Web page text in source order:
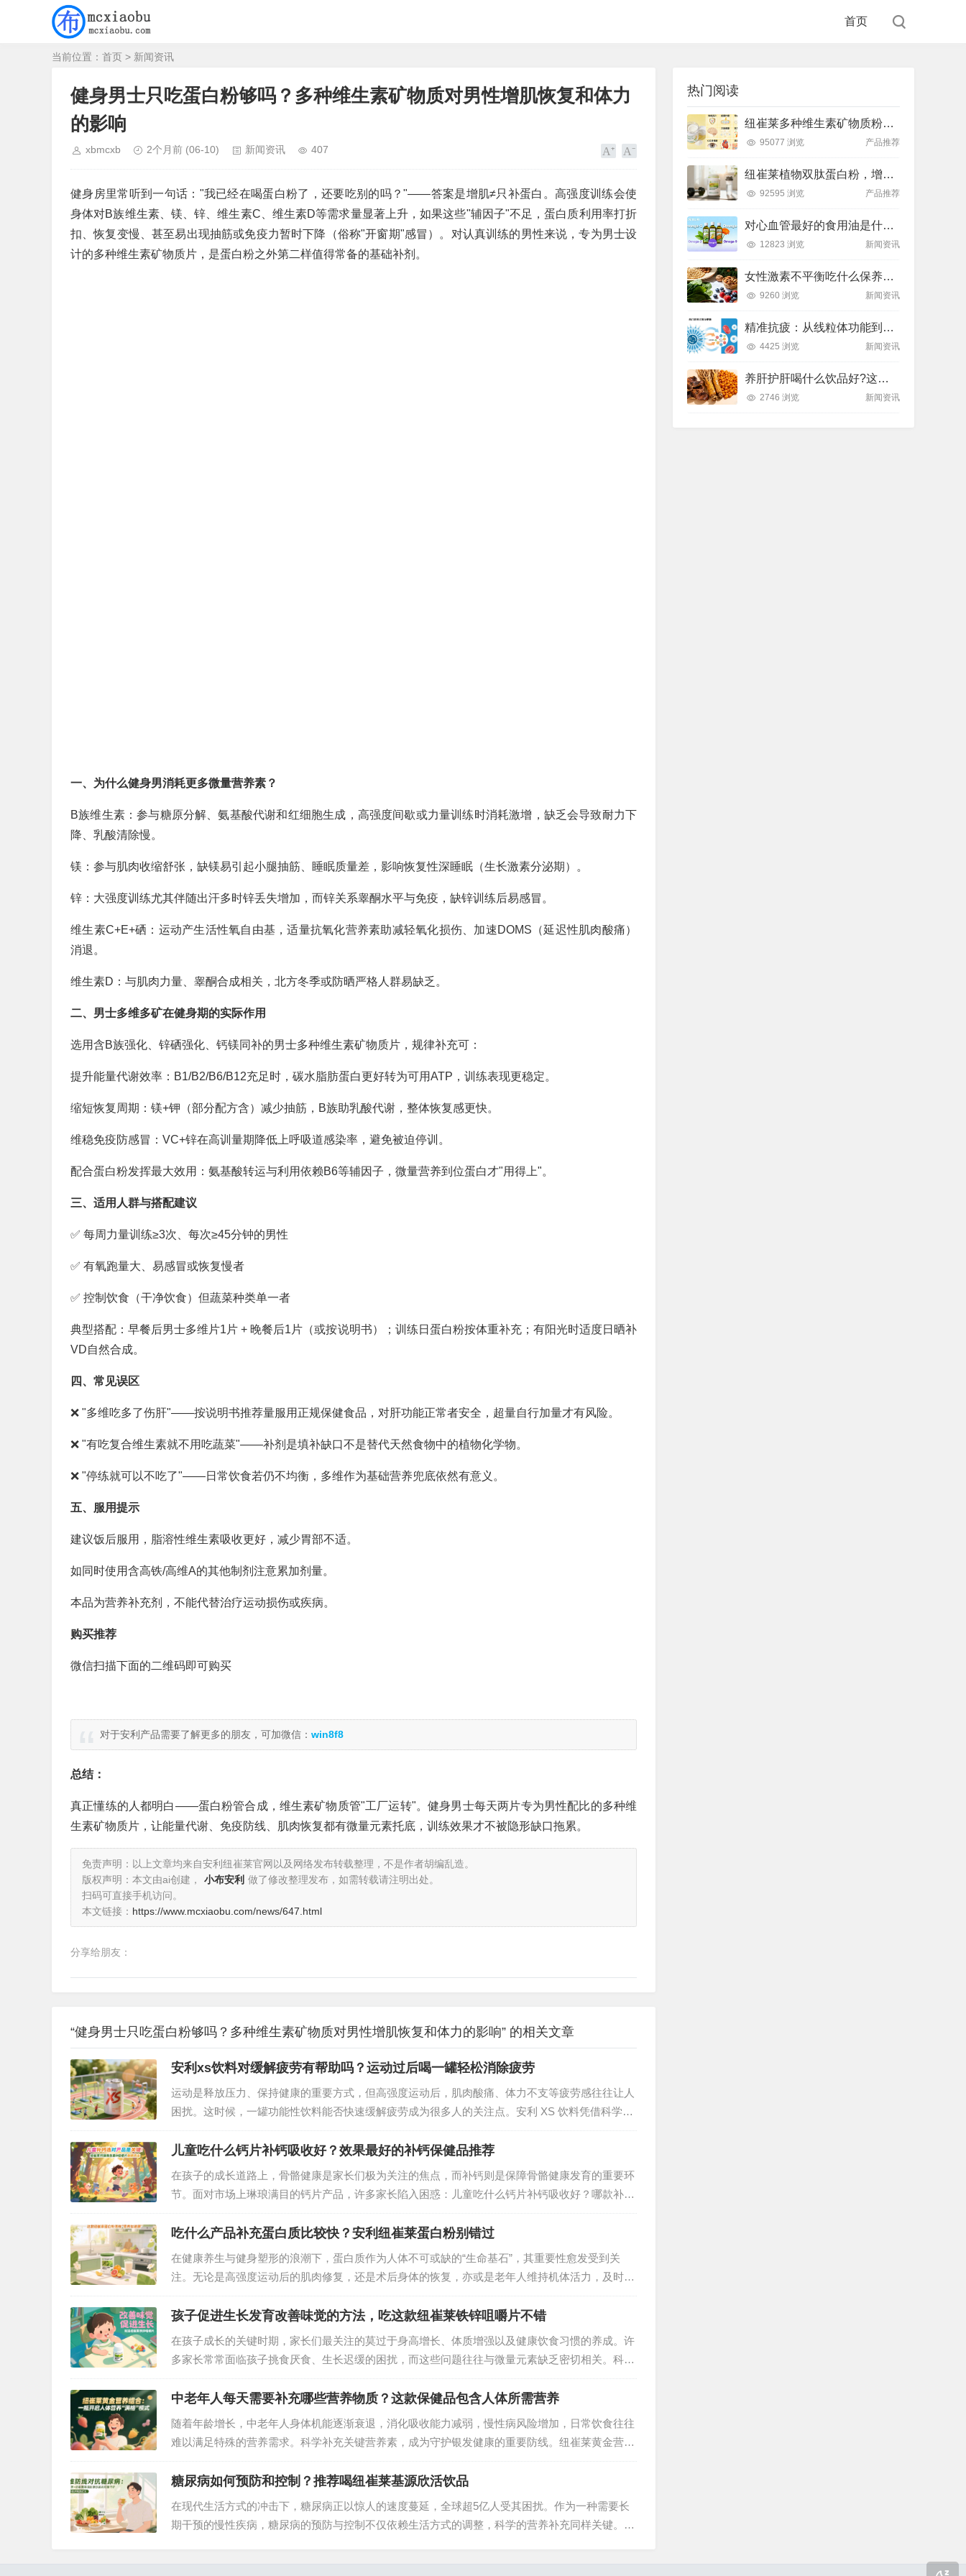
首页
当前位置： 首页 > 新闻资讯
健身男士只吃蛋白粉够吗？多种维生素矿物质对男性增肌恢复和体力
的影响
xbmcxb 2个月前 (06-10) 新闻资讯 407
健身房里常听到一句话："我已经在喝蛋白粉了，还要吃别的吗？"——答案是增肌≠只补蛋白。高强度训练会使
身体对B族维生素、镁、锌、维生素C、维生素D等需求量显著上升，如果这些"辅因子"不足，蛋白质利用率打折
扣、恢复变慢、甚至易出现抽筋或免疫力暂时下降（俗称"开窗期"感冒）。对认真训练的男性来说，专为男士设
计的多种维生素矿物质片，是蛋白粉之外第二样值得常备的基础补剂。
一、为什么健身男消耗更多微量营养素？
B族维生素：参与糖原分解、氨基酸代谢和红细胞生成，高强度间歇或力量训练时消耗激增，缺乏会导致耐力下
降、乳酸清除慢。
镁：参与肌肉收缩舒张，缺镁易引起小腿抽筋、睡眠质量差，影响恢复性深睡眠（生长激素分泌期）。
锌：大强度训练尤其伴随出汗多时锌丢失增加，而锌关系睾酮水平与免疫，缺锌训练后易感冒。
维生素C+E+硒：运动产生活性氧自由基，适量抗氧化营养素助减轻氧化损伤、加速DOMS（延迟性肌肉酸痛）
消退。
维生素D：与肌肉力量、睾酮合成相关，北方冬季或防晒严格人群易缺乏。
二、男士多维多矿在健身期的实际作用
选用含B族强化、锌硒强化、钙镁同补的男士多种维生素矿物质片，规律补充可：
提升能量代谢效率：B1/B2/B6/B12充足时，碳水脂肪蛋白更好转为可用ATP，训练表现更稳定。
缩短恢复周期：镁+钾（部分配方含）减少抽筋，B族助乳酸代谢，整体恢复感更快。
维稳免疫防感冒：VC+锌在高训量期降低上呼吸道感染率，避免被迫停训。
配合蛋白粉发挥最大效用：氨基酸转运与利用依赖B6等辅因子，微量营养到位蛋白才"用得上"。
三、适用人群与搭配建议
✅ 每周力量训练≥3次、每次≥45分钟的男性
✅ 有氧跑量大、易感冒或恢复慢者
✅ 控制饮食（干净饮食）但蔬菜种类单一者
典型搭配：早餐后男士多维片1片 + 晚餐后1片（或按说明书）；训练日蛋白粉按体重补充；有阳光时适度日晒补
VD自然合成。
四、常见误区
❌ "多维吃多了伤肝"——按说明书推荐量服用正规保健食品，对肝功能正常者安全，超量自行加量才有风险。
❌ "有吃复合维生素就不用吃蔬菜"——补剂是填补缺口不是替代天然食物中的植物化学物。
❌ "停练就可以不吃了"——日常饮食若仍不均衡，多维作为基础营养兜底依然有意义。
五、服用提示
建议饭后服用，脂溶性维生素吸收更好，减少胃部不适。
如同时使用含高铁/高维A的其他制剂注意累加剂量。
本品为营养补充剂，不能代替治疗运动损伤或疾病。
购买推荐
微信扫描下面的二维码即可购买
对于安利产品需要了解更多的朋友，可加微信： win8f8
总结：
真正懂练的人都明白——蛋白粉管合成，维生素矿物质管"工厂运转"。健身男士每天两片专为男性配比的多种维
生素矿物质片，让能量代谢、免疫防线、肌肉恢复都有微量元素托底，训练效果才不被隐形缺口拖累。
免责声明：以上文章均来自安利纽崔莱官网以及网络发布转载整理，不是作者胡编乱造。
版权声明：本文由ai创建，
小布安利 做了修改整理发布，如需转载请注明出处。
扫码可直接手机访问。
本文链接： https://www.mcxiaobu.com/news/647.html
分享给朋友：
“健身男士只吃蛋白粉够吗？多种维生素矿物质对男性增肌恢复和体力的影响” 的相关文章
安利xs饮料对缓解疲劳有帮助吗？运动过后喝一罐轻松消除疲劳
运动是释放压力、保持健康的重要方式，但高强度运动后，肌肉酸痛、体力不支等疲劳感往往让人
困扰。这时候，一罐功能性饮料能否快速缓解疲劳成为很多人的关注点。安利 XS 饮料凭借科学配
方与实际效果，成为运动爱好者的“疲劳救星”，其对缓解运动疲劳的帮助究竟如何？我们从成分、
原理到实测体验逐一解析。…
儿童吃什么钙片补钙吸收好？效果最好的补钙保健品推荐
在孩子的成长道路上，骨骼健康是家长们极为关注的焦点，而补钙则是保障骨骼健康发育的重要环
节。面对市场上琳琅满目的钙片产品，许多家长陷入困惑：儿童吃什么钙片补钙吸收好？哪款补钙
保健品效果最佳？经过多方研究与众多家长的实践反馈，纽崔莱钙镁维生素D咀嚼片成为备受推崇
的优质选择。…
吃什么产品补充蛋白质比较快？安利纽崔莱蛋白粉别错过
在健康养生与健身塑形的浪潮下，蛋白质作为人体不可或缺的“生命基石”，其重要性愈发受到关
注。无论是高强度运动后的肌肉修复，还是术后身体的恢复，亦或是老年人维持机体活力，及时高
效地补充蛋白质都至关重要。面对市面上琳琅满目的蛋白质补充产品，究竟哪一款能快速满足身体
需求？答案非安利纽崔莱蛋白粉莫属，它凭借科…
孩子促进生长发育改善味觉的方法，吃这款纽崔莱铁锌咀嚼片不错
在孩子成长的关键时期，家长们最关注的莫过于身高增长、体质增强以及健康饮食习惯的养成。许
多家长常常面临孩子挑食厌食、生长迟缓的困扰，而这些问题往往与微量元素缺乏密切相关。科学
研究表明，铁和锌作为人体必需的微量元素，在儿童生长发育与味觉调节中发挥着不可替代的作
用。纽崔莱铁锌咀嚼片凭借专业的营养配方，成为…
中老年人每天需要补充哪些营养物质？这款保健品包含人体所需营养
随着年龄增长，中老年人身体机能逐渐衰退，消化吸收能力减弱，慢性病风险增加，日常饮食往往
难以满足特殊的营养需求。科学补充关键营养素，成为守护银发健康的重要防线。纽崔莱黄金营养
组合，以精准配方覆盖中老年人核心营养需求，为晚年生活注入活力。…
糖尿病如何预防和控制？推荐喝纽崔莱基源欣活饮品
在现代生活方式的冲击下，糖尿病正以惊人的速度蔓延，全球超5亿人受其困扰。作为一种需要长
期干预的慢性疾病，糖尿病的预防与控制不仅依赖生活方式的调整，科学的营养补充同样关键。纽
热门阅读
纽崔莱多种维生素矿物质粉，小金粉守护全天健康活力
95077 浏览 产品推荐
纽崔莱植物双肽蛋白粉，增肌补充蛋白质好帮手
92595 浏览 产品推荐
对心血管最好的食用油是什么油？推荐吃这款安利油品
12823 浏览 新闻资讯
女性激素不平衡吃什么保养片可以调节？推荐吃这款纽崔莱保养片
9260 浏览 新闻资讯
精准抗疲：从线粒体功能到造血机制，热门营养方案全解析
4425 浏览 新闻资讯
养肝护肝喝什么饮品好?这款纽崔莱饮品别错过
2746 浏览 新闻资讯